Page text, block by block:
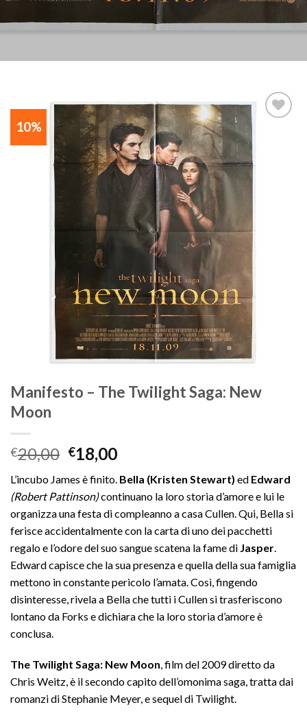
10%
Aggiungi
alla lista
Manifesto – The Twilight Saga: New
Moon
€20,00 Il
prezzo
originale
era:
€20,00.
€18,00Il
attuale
è:
€18,00.
L’incubo James è finito. Bella (Kristen Stewart) ed Edward
(Robert Pattinson)continuano la loro storia d’amore e lui le
organizza una festa di compleanno a casa Cullen. Qui, Bella si
ferisce accidentalmente con la carta di uno dei pacchetti
regalo e l’odore del suo sangue scatena la fame di Jasper
Edward capisce che la sua presenza e quella della sua famiglia
mettono in constante pericolo l’amata. Così, fingendo
disinteresse, rivela a Bella che tutti i Cullen si trasferiscono
lontano da Forks e dichiara che la loro storia d’amore è
conclusa.
The Twilight Saga: New Moon, film del 2009 diretto da
Chris Weitz, è il secondo capito dell’omonima saga, tratta dai
romanzi di Stephanie Meyer, e sequel di Twilight.